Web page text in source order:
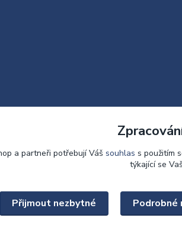
a partneři potřebují Váš souhlas s použitím
týkající se
Přijmout nezbytné Podrobné